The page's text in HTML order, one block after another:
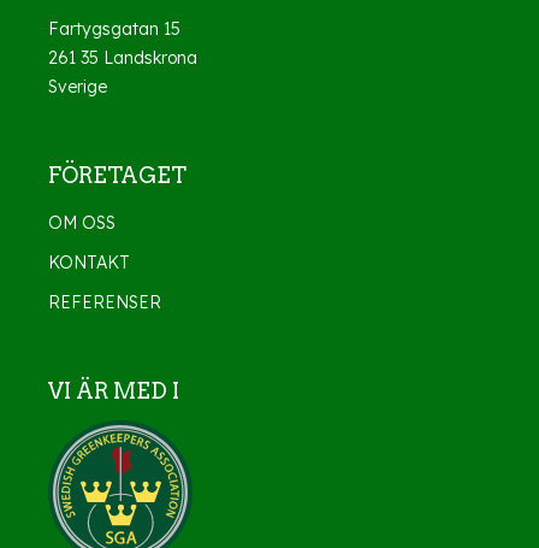
Fartygsgatan 15
261 35 Landskrona
Sverige
FÖRETAGET
OM OSS
KONTAKT
REFERENSER
VI ÄR MED I